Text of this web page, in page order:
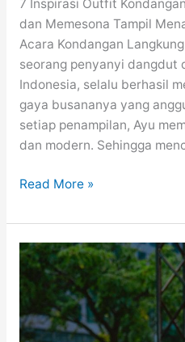
7 Inspirasi Outfit
dan Memesona Tampil
Acara Kondangan
seorang penyanyi dangdut
Indonesia, selalu berhasil
gaya busananya yang
setiap penampilan, Ayu
dan modern. Sehingga
7
Outfit
Kondangan
ala
Ayu
Ting
Ting
Read More »